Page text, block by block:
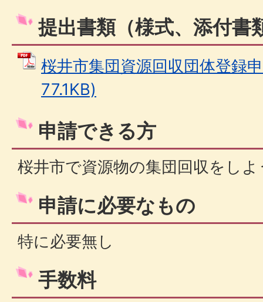
提出書類（様式、添付書
桜井市集団資源回収団体登録
77.1KB)
申請できる方
桜井市で資源物の集団回収をし
申請に必要なもの
特に必要無し
手数料